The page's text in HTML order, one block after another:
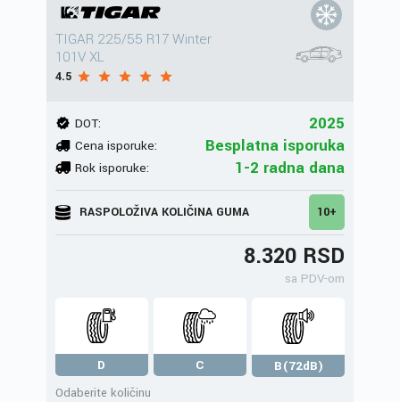
TIGAR 225/55 R17 Winter
101V XL
4.5
DOT: 2025
Cena isporuke: Besplatna isporuka
Rok isporuke: 1-2 radna dana
RASPOLOŽIVA KOLIČINA GUMA 10+
8.320 RSD
sa PDV-om
D C
B(72dB)
Odaberite količinu